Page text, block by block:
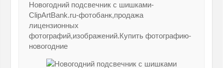
Новогодний подсвечник с шишками-
ClipArtBank.ru-фотобанк,продажа
лицензионных
фотографий,изображений.Купить фотографию-
новогодние